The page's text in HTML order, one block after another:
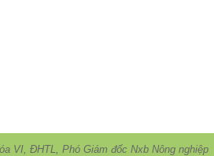
VI, ĐHTL, Phó Giám đốc Nxb Nông nghiệp